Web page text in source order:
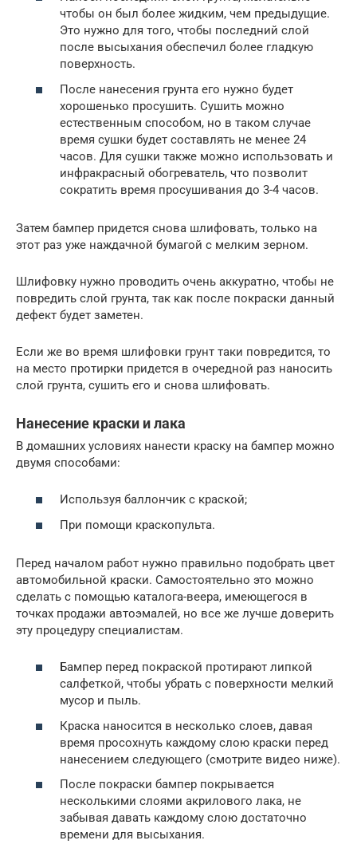
чтобы он был более жидким, чем предыдущие.
Это нужно для того, чтобы последний слой
после высыхания обеспечил более гладкую
поверхность.
После нанесения грунта его нужно будет
хорошенько просушить. Сушить можно
естественным способом, но в таком случае
время сушки будет составлять не менее 24
часов. Для сушки также можно использовать и
инфракрасный обогреватель, что позволит
сократить время просушивания до 3-4 часов.
Затем бампер придется снова шлифовать, только на
этот раз уже наждачной бумагой с мелким зерном.
Шлифовку нужно проводить очень аккуратно, чтобы не
повредить слой грунта, так как после покраски данный
дефект будет заметен.
Если же во время шлифовки грунт таки повредится, то
на место протирки придется в очередной раз наносить
слой грунта, сушить его и снова шлифовать.
Нанесение краски и лака
В домашних условиях нанести краску на бампер можно
двумя способами:
Используя баллончик с краской;
При помощи краскопульта.
Перед началом работ нужно правильно подобрать цвет
автомобильной краски. Самостоятельно это можно
сделать с помощью каталога-веера, имеющегося в
точках продажи автоэмалей, но все же лучше доверить
эту процедуру специалистам.
Бампер перед покраской протирают липкой
салфеткой, чтобы убрать с поверхности мелкий
мусор и пыль.
Краска наносится в несколько слоев, давая
время просохнуть каждому слою краски перед
нанесением следующего (смотрите видео ниже).
После покраски бампер покрывается
несколькими слоями акрилового лака, не
забывая давать каждому слою достаточно
времени для высыхания.